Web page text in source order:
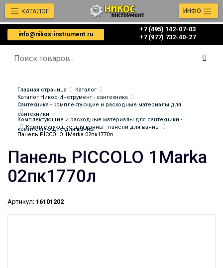
info@nikos-instrument.ru
+7 (495) 142-07-03
‎‎+7 (977) 732-40-27
КАТАЛОГ ИНФО
Главная страница
Каталог
Каталог Никос-Инструмент - сантехника
Сантехника - комплектующие и расходные материалы для
сантехники
Комплектующие и расходные материалы для сантехники -
комплектующие для ванны
Комплектующие для ванны - панели для ванны
Панель PICCOLO 1Marka 02пк1770л
Панель PICCOLO 1Marka
02пк1770л
Артикул: 16101202